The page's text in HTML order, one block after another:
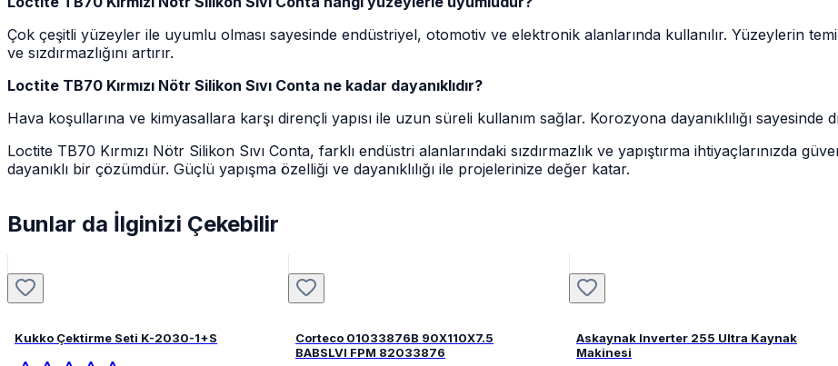
Çok çeşitli yüzeyler ile uyumlu olması sayesinde endüstriyel, otomotiv ve elektronik alanlarında kullanılır. Yüzeylerin
ve sızdırmazlığını artırır.
Loctite TB70 Kırmızı Nötr Silikon Sıvı Conta ne kadar dayanıklıdır?
Hava koşullarına ve kimyasallara karşı dirençli yapısı ile uzun süreli kullanım sağlar. Korozyona dayanıklılığı sayesinde
Loctite TB70 Kırmızı Nötr Silikon Sıvı Conta, farklı endüstri alanlarındaki sızdırmazlık ve yapıştırma ihtiyaçlarınızda
dayanıklı bir çözümdür. Güçlü yapışma özelliği ve dayanıklılığı ile projelerinize değer katar.
Bunlar da İlginizi Çekebilir
Kukko Çektirme Seti K-2030-1+S
Corteco 01033876B 90X110X7.5
BABSLVI FPM 82033876
Askaynak Inverter 255 Ultra Kaynak
Makinesi